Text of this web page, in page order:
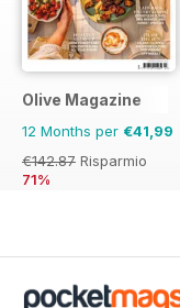
Olive Magazine
12 Months per €41,99
€142.87 Risparmio
71%